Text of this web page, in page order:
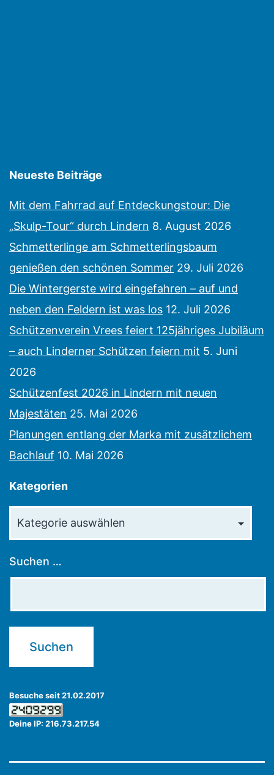
Neueste Beiträge
Mit dem Fahrrad auf Entdeckungstour: Die
„Skulp-Tour“ durch Lindern 8. August 2026
Schmetterlinge am Schmetterlingsbaum
genießen den schönen Sommer 29. Juli 2026
Die Wintergerste wird eingefahren – auf und
neben den Feldern ist was los 12. Juli 2026
Schützenverein Vrees feiert 125jähriges Jubiläum
– auch Linderner Schützen feiern mit 5. Juni
2026
Schützenfest 2026 in Lindern mit neuen
Majestäten 25. Mai 2026
Planungen entlang der Marka mit zusätzlichem
Bachlauf 10. Mai 2026
Kategorien
Suchen …
Besuche seit 21.02.2017
Deine IP: 216.73.217.54